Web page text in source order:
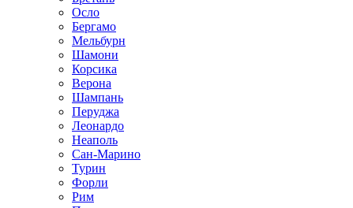
Осло
Бергамо
Мельбурн
Шамони
Корсика
Верона
Шампань
Перуджа
Леонардо
Неаполь
Сан-Марино
Турин
Форли
Рим